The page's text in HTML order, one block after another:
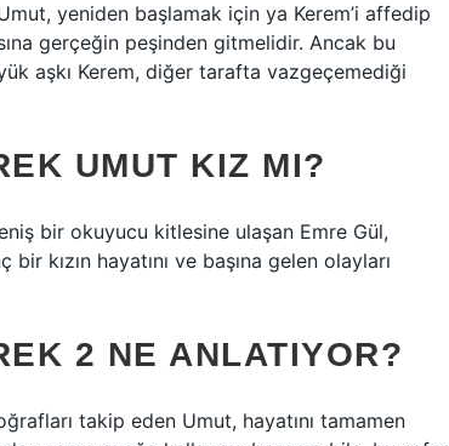
yeniden başlamak için ya Kerem’i affedip
gerçeğin peşinden gitmelidir. Ancak bu
aşkı Kerem, diğer tarafta vazgeçemediği
UMUT KIZ MI?
bir okuyucu kitlesine ulaşan Emre Gül,
kızın hayatını ve başına gelen olayları
2 NE ANLATIYOR?
takip eden Umut, hayatını tamamen